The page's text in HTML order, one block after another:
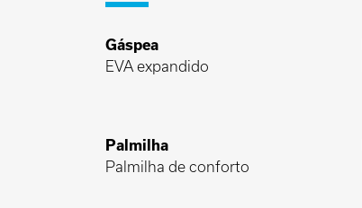
Gáspea
EVA expandido
Palmilha
Palmilha de conforto